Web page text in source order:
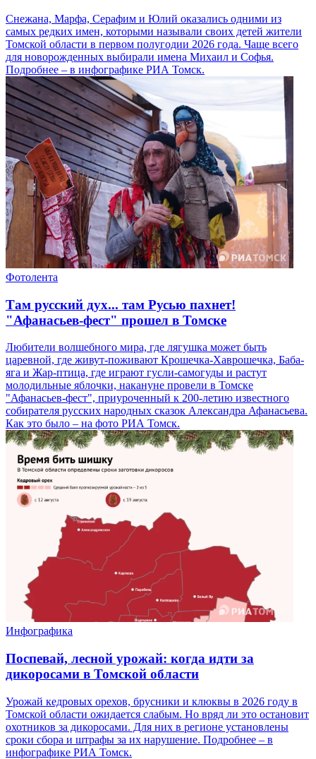
Снежана, Марфа, Серафим и Юлий оказались одними из
самых редких имен, которыми называли своих детей жители
Томской области в первом полугодии 2026 года. Чаще всего
для новорожденных выбирали имена Михаил и Софья.
Подробнее – в инфографике РИА Томск.
Фотолента
Там русский дух... там Русью пахнет!
"Афанасьев-фест" прошел в Томске
Любители волшебного мира, где лягушка может быть
царевной, где живут-поживают Крошечка-Хаврошечка, Баба-
яга и Жар-птица, где играют гусли-самогуды и растут
молодильные яблочки, накануне провели в Томске
"Афанасьев-фест", приуроченный к 200-летию известного
собирателя русских народных сказок Александра Афанасьева.
Как это было – на фото РИА Томск.
Инфографика
Поспевай, лесной урожай: когда идти за
дикоросами в Томской области
Урожай кедровых орехов, брусники и клюквы в 2026 году в
Томской области ожидается слабым. Но вряд ли это остановит
охотников за дикоросами. Для них в регионе установлены
сроки сбора и штрафы за их нарушение. Подробнее – в
инфографике РИА Томск.